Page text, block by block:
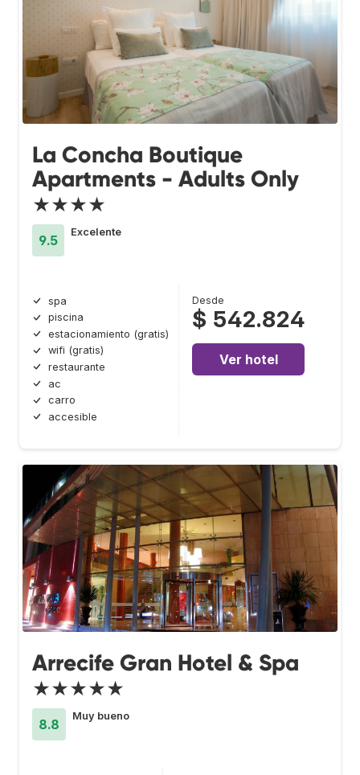
La Concha Boutique
Apartments - Adults Only
★★★★
9.5
Excelente
spa
piscina
estacionamiento (gratis)
wifi (gratis)
restaurante
ac
carro
accesible
Desde
$ 542.824
Ver hotel
Arrecife Gran Hotel & Spa
★★★★★
8.8
Muy bueno